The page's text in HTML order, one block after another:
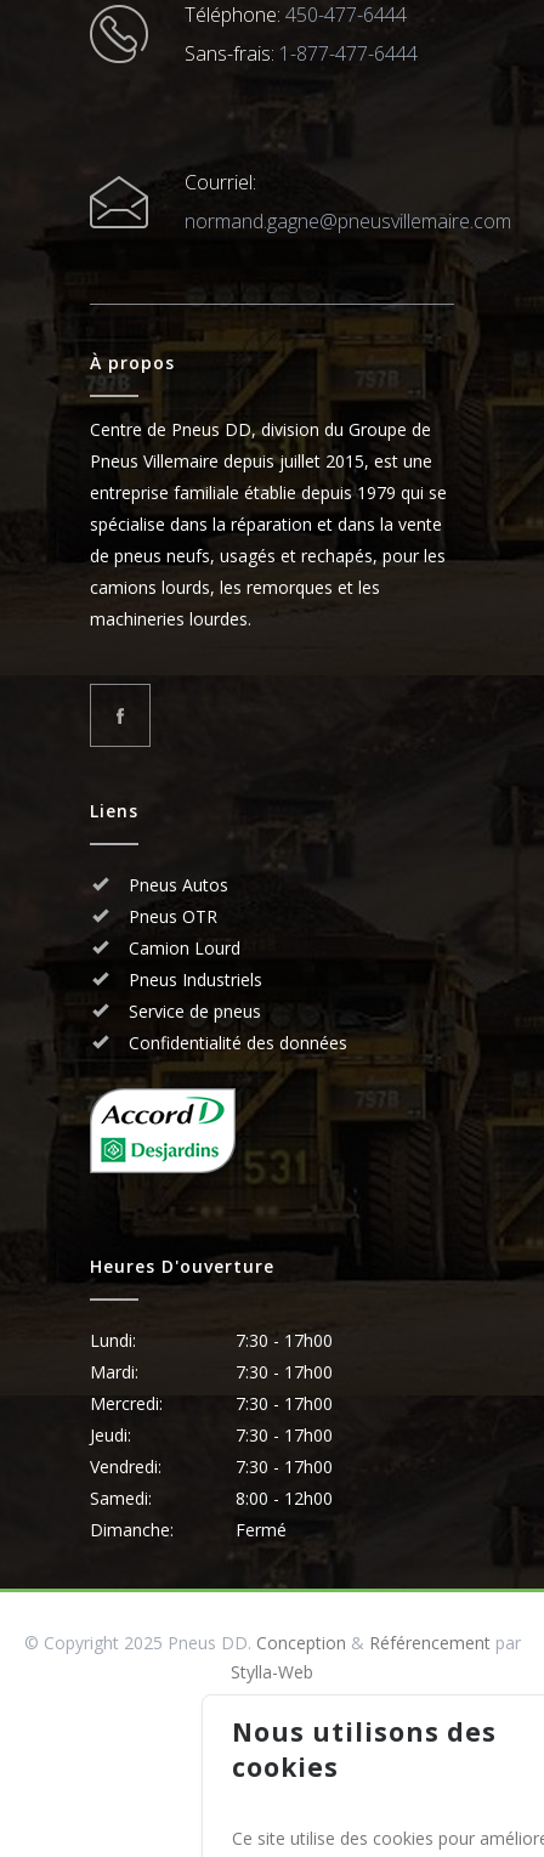
Téléphone: 450-477-6444
Sans-frais: 1-877-477-6444
Courriel:
normand.gagne@pneusvillemaire.com
À propos
Centre de Pneus DD, division du Groupe de
Pneus Villemaire depuis juillet 2015, est une
entreprise familiale établie depuis 1979 qui se
spécialise dans la réparation et dans la vente
de pneus neufs, usagés et rechapés, pour les
camions lourds, les remorques et les
machineries lourdes.
Liens
Pneus Autos
Pneus OTR
Camion Lourd
Pneus Industriels
Service de pneus
Confidentialité des données
Heures D'ouverture
Lundi:
7:30 - 17h00
Mardi:
7:30 - 17h00
Mercredi:
7:30 - 17h00
Jeudi:
7:30 - 17h00
Vendredi:
7:30 - 17h00
Samedi:
8:00 - 12h00
Dimanche:
Fermé
© Copyright 2025 Pneus DD. Conception & Référencementpar
Stylla-Web
Nous utilisons des
cookies
Ce site utilise des cookies pour